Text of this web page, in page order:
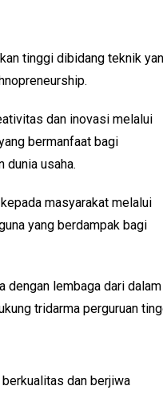
tinggi dibidang teknik
dan inovasi melalui
bermanfaat bagi
dunia usaha.
masyarakat melalui
yang berdampak bagi
dengan lembaga dari dalam
tridarma perguruan
dan berjiwa